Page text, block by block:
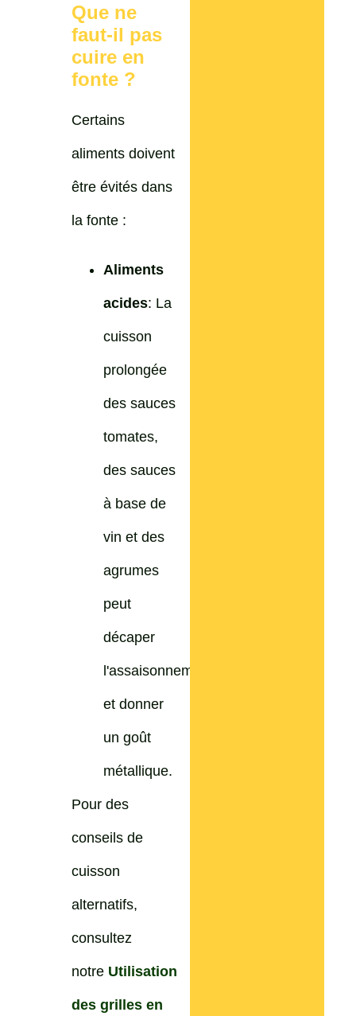
Que ne
faut-il pas
cuire en
fonte ?
Certains
aliments doivent
être évités dans
la fonte :
Aliments
acides: La
cuisson
prolongée
des sauces
tomates,
des sauces
à base de
vin et des
agrumes
peut
décaper
l'assaisonnement
et donner
un goût
métallique.
Pour des
conseils de
cuisson
alternatifs,
consultez
notre Utilisation
des grilles en